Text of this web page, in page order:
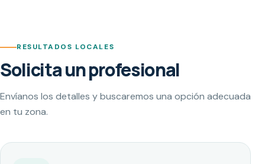
RESULTADOS LOCALES
Solicita un profesional
Envíanos los detalles y buscaremos una opción adecuada
en tu zona.